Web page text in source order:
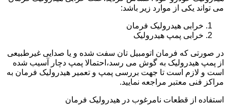
می تواند یکی از موارد زیر باشد:
خرابی هیدرولیک فرمان
خرابی پمپ هیدرولیک
در صورتی که فرمان اتومبیل تان سفت شده و یا صدایی غیرطبیعی
از پمپ هیدرولیک به گوش می رسد،احتمالا پمپ دچار آسیب شده
است و لازم است تا جهت بررسی پمپ و تعمیر هیدرولیک فرمان به
مراکز فنی معتبر مراجعه نمایید.
استفاده از قطعات نامرغوب در هیدرولیک فرمان